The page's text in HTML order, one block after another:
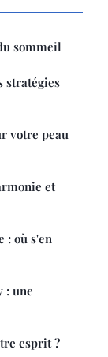
sommeil
stratégies
votre peau
et
: où s'en
: une
esprit ?